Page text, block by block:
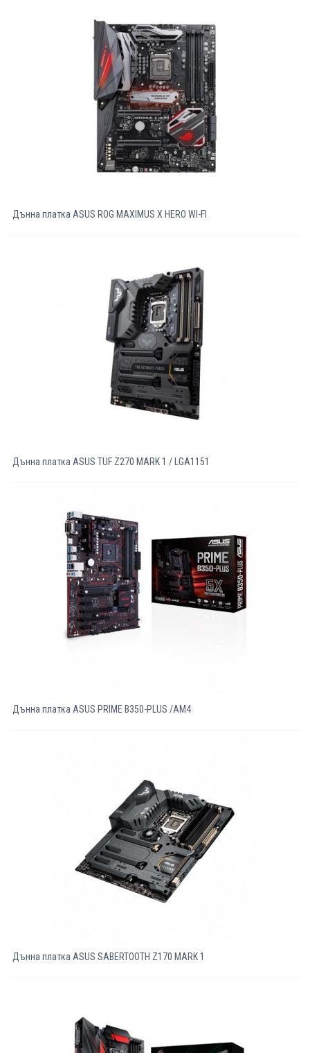
Дънна платка ASUS ROG MAXIMUS X HERO WI-FI
Дънна платка ASUS TUF Z270 MARK 1 / LGA1151
Дънна платка ASUS PRIME B350-PLUS /AM4
Дънна платка ASUS SABERTOOTH Z170 MARK 1